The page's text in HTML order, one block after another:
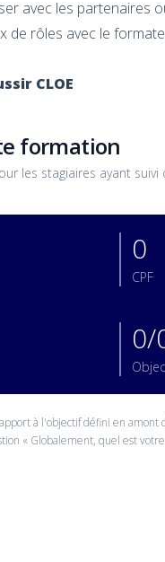
avec les partenaires
de rôles avec le
CLOE
formation
les stagiaires ayant
0
CPF
0/
à l'objectif défini en amont
« Globalement, quel est